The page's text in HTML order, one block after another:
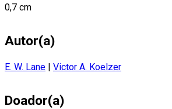
0,7 cm
Autor(a)
E. W. Lane | Victor A. Koelzer
Doador(a)